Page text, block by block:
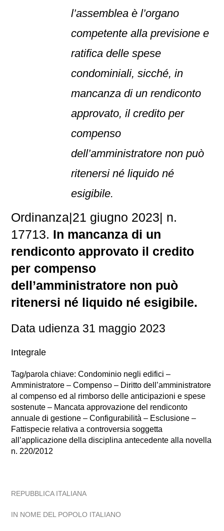
l’assemblea è l’organo
competente alla previsione e
ratifica delle spese
condominiali, sicché, in
mancanza di un rendiconto
approvato, il credito per
compenso
dell’amministratore non può
ritenersi né liquido né
esigibile.
Ordinanza|21 giugno 2023| n.
17713. In mancanza di un
rendiconto approvato il credito
per compenso
dell’amministratore non può
ritenersi né liquido né esigibile.
Data udienza 31 maggio 2023
Integrale
Tag/parola chiave: Condominio negli edifici –
Amministratore – Compenso – Diritto dell’amministratore
al compenso ed al rimborso delle anticipazioni e spese
sostenute – Mancata approvazione del rendiconto
annuale di gestione – Configurabilità – Esclusione –
Fattispecie relativa a controversia soggetta
all’applicazione della disciplina antecedente alla novella
n. 220/2012
REPUBBLICA ITALIANA
IN NOME DEL POPOLO ITALIANO